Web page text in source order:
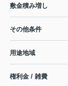
敷金積み増し
その他条件
用途地域
権利金 / 雑費